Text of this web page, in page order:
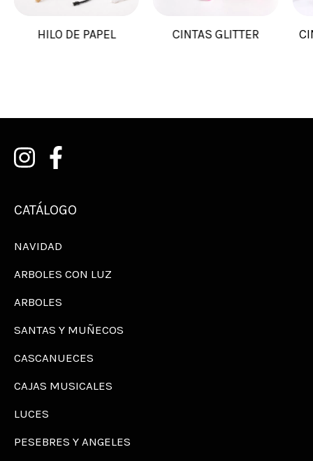
HILO DE PAPEL CINTAS GLITTER
CATÁLOGO
NAVIDAD
ARBOLES CON LUZ
ARBOLES
SANTAS Y MUÑECOS
CASCANUECES
CAJAS MUSICALES
LUCES
PESEBRES Y ANGELES